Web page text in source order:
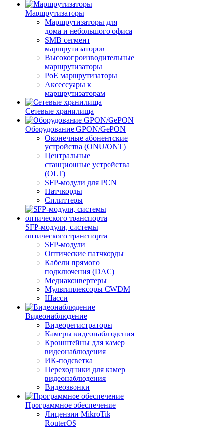
Маршрутизаторы
Маршрутизаторы для
дома и небольшого офиса
SMB сегмент
маршрутизаторов
Высокопроизводительные
маршрутизаторы
PoE маршрутизаторы
Аксессуары к
маршрутизаторам
Сетевые хранилища
Оборудование GPON/GePON
Оконечные абонентские
устройства (ONU/ONT)
Центральные
станционные устройства
(OLT)
SFP-модули для PON
Патчкорды
Сплиттеры
SFP-модули, системы
оптического транспорта
SFP-модули
Оптические патчкорды
Кабели прямого
подключения (DAC)
Медиаконвертеры
Мультиплексоры CWDM
Шасси
Видеонаблюдение
Видеорегистраторы
Камеры видеонаблюдения
Кронштейны для камер
видеонаблюдения
ИК-подсветка
Переходники для камер
видеонаблюдения
Видеозвонки
Программное обеспечение
Лицензии MikroTik
RouterOS